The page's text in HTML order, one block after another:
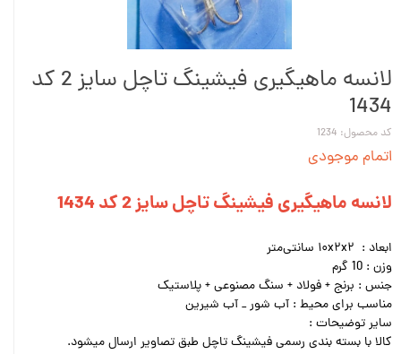
لانسه ماهیگیری فیشینگ تاچل سایز 2 کد
1434
کد محصول: 1234
اتمام موجودی
لانسه ماهیگیری فیشینگ تاچل سایز 2 کد 1434
ابعاد : ۱۰x۲x۲ سانتی‌متر
وزن : 10 گرم
جنس : برنج + فولاد + سنگ مصنوعی + پلاستیک
مناسب برای محیط : آب شور _ آب شیرین
سایر توضیحات :
کالا با بسته بندی رسمی فیشینگ تاچل طبق تصاویر ارسال میشود.